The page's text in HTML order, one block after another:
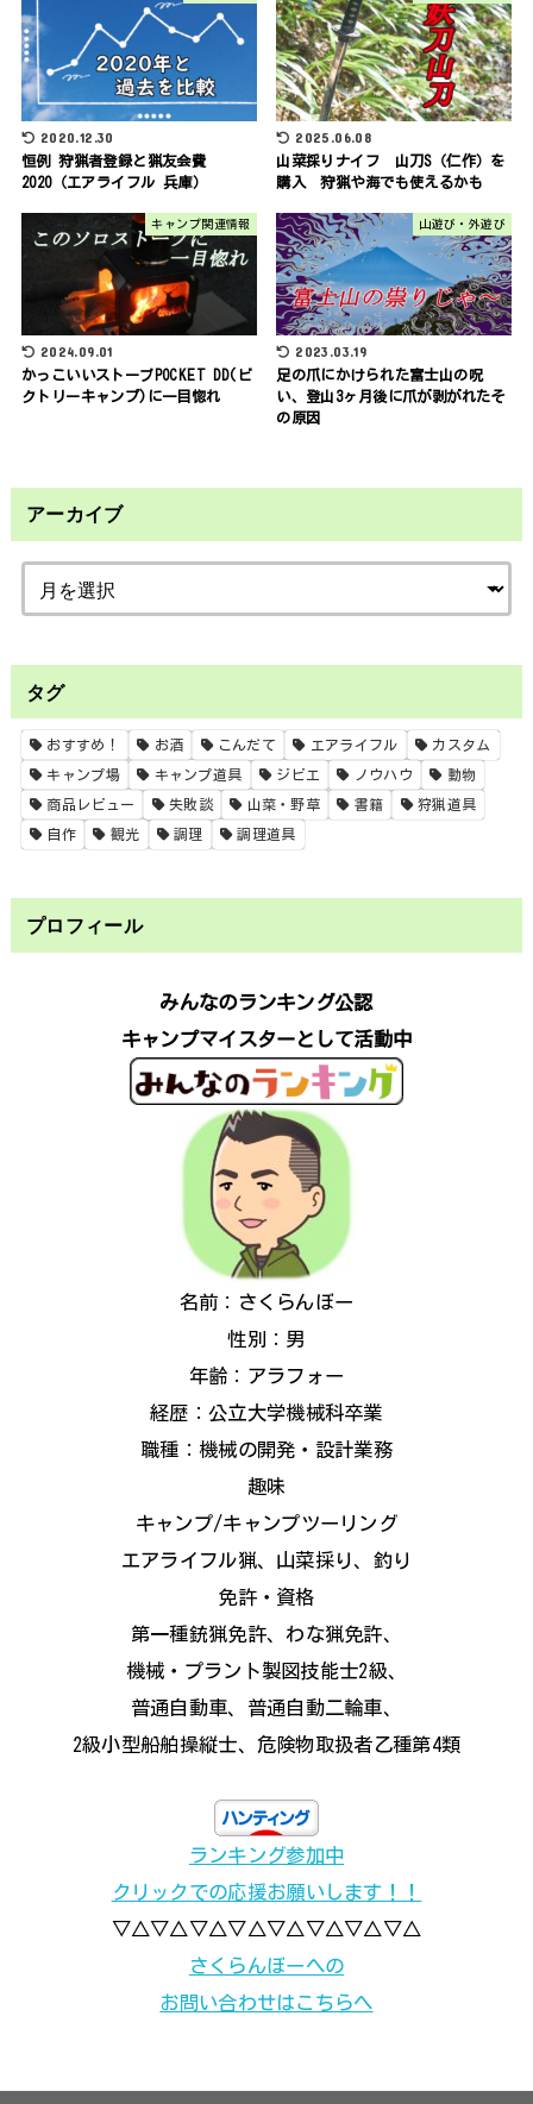
2020.12.30
恒例 狩猟者登録と猟友会費
2020（エアライフル 兵庫）
2025.06.08
山菜採りナイフ 山刀S（仁作）を
購入 狩猟や海でも使えるかも
キャンプ関連情報
2024.09.01
かっこいいストーブPOCKET DD(ビ
クトリーキャンプ)に一目惚れ
山遊び・外遊び
2023.03.19
足の爪にかけられた富士山の呪
い、登山3ヶ月後に爪が剥がれたそ
の原因
アーカイブ
タグ
おすすめ！ お酒 こんだて エアライフル カスタム
キャンプ場 キャンプ道具 ジビエ ノウハウ 動物
商品レビュー 失敗談 山菜・野草 書籍 狩猟道具
自作 観光 調理 調理道具
プロフィール
みんなのランキング公認
キャンプマイスターとして活動中
名前：さくらんぼー
性別：男
年齢：アラフォー
経歴：公立大学機械科卒業
職種：機械の開発・設計業務
趣味
キャンプ/キャンプツーリング
エアライフル猟、山菜採り、釣り
免許・資格
第一種銃猟免許、わな猟免許、
機械・プラント製図技能士2級、
普通自動車、普通自動二輪車、
2級小型船舶操縦士、危険物取扱者乙種第4類
ランキング参加中
クリックでの応援お願いします！！
▽△▽△▽△▽△▽△▽△▽△▽△
さくらんぼーへの
お問い合わせはこちらへ